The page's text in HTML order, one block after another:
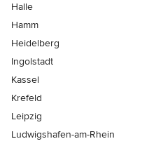
Halle
Hamm
Heidelberg
Ingolstadt
Kassel
Krefeld
Leipzig
Ludwigshafen-am-Rhein